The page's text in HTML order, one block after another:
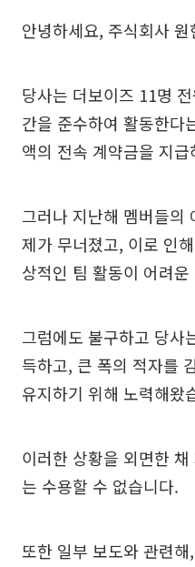
안녕하세요, 주식회사
당사는 더보이즈 11명
간을 준수하여 활동한다
액의 전속 계약금을 지
그러나 지난해 멤버들의
제가 무너졌고, 이로 인
상적인 팀 활동이 어려
그럼에도 불구하고 당사
득하고, 큰 폭의 적자를
유지하기 위해 노력해왔
이러한 상황을 외면한
는 수용할 수 없습니다.
또한 일부 보도와 관련해